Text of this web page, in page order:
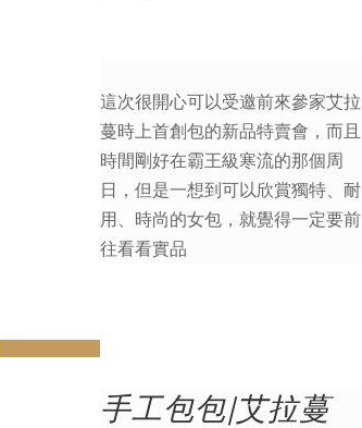
這次很開心可以受邀前來參家艾拉
蔓時上首創包的新品特賣會，而且
時間剛好在霸王級寒流的那個周
日，但是一想到可以欣賞獨特、耐
用、時尚的女包，就覺得一定要前
往看看實品
prev next
手工包包|艾拉蔓